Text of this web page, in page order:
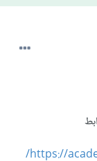
https://